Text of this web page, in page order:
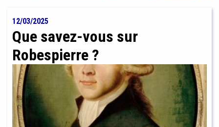
12/03/2025
Que savez-vous sur
Robespierre ?